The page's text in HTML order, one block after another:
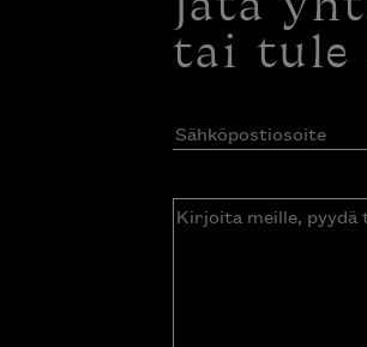
Jätä
tai tule
Sähköpostiosoite
Kirjoita